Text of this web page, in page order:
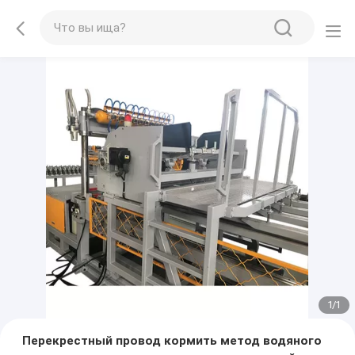
1/1
Перекрестный провод кормить метод водяного